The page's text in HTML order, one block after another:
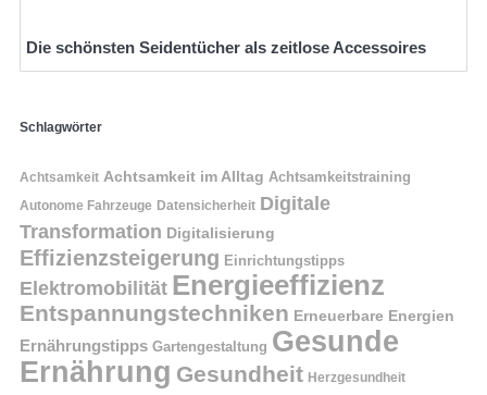
Die schönsten Seidentücher als zeitlose Accessoires
Schlagwörter
Achtsamkeit Achtsamkeit im Alltag Achtsamkeitstraining
Autonome Fahrzeuge Datensicherheit Digitale
Transformation Digitalisierung
Effizienzsteigerung Einrichtungstipps
Elektromobilität Energieeffizienz
Entspannungstechniken Erneuerbare Energien
Ernährungstipps Gartengestaltung Gesunde
Ernährung Gesundheit Herzgesundheit